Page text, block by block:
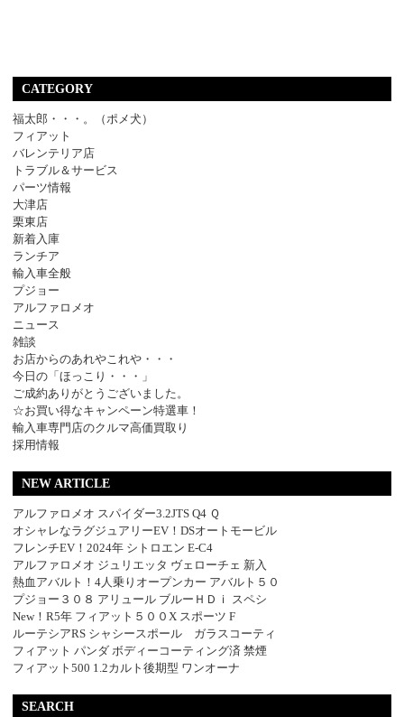
CATEGORY
福太郎・・・。（ポメ犬）
フィアット
バレンテリア店
トラブル＆サービス
パーツ情報
大津店
栗東店
新着入庫
ランチア
輸入車全般
プジョー
アルファロメオ
ニュース
雑談
お店からのあれやこれや・・・
今日の「ほっこり・・・」
ご成約ありがとうございました。
☆お買い得なキャンペーン特選車！
輸入車専門店のクルマ高価買取り
採用情報
NEW ARTICLE
アルファロメオ スパイダー3.2JTS Q4 Ｑ
オシャレなラグジュアリーEV！DSオートモービル
フレンチEV！2024年 シトロエン E-C4
アルファロメオ ジュリエッタ ヴェローチェ 新入
熱血アバルト！4人乗りオープンカー アバルト５０
プジョー３０８ アリュール ブルーＨＤｉ スペシ
New！R5年 フィアット５００X スポーツ F
ルーテシアRS シャシースポール ガラスコーティ
フィアット パンダ ボディーコーティング済 禁煙
フィアット500 1.2カルト後期型 ワンオーナ
SEARCH